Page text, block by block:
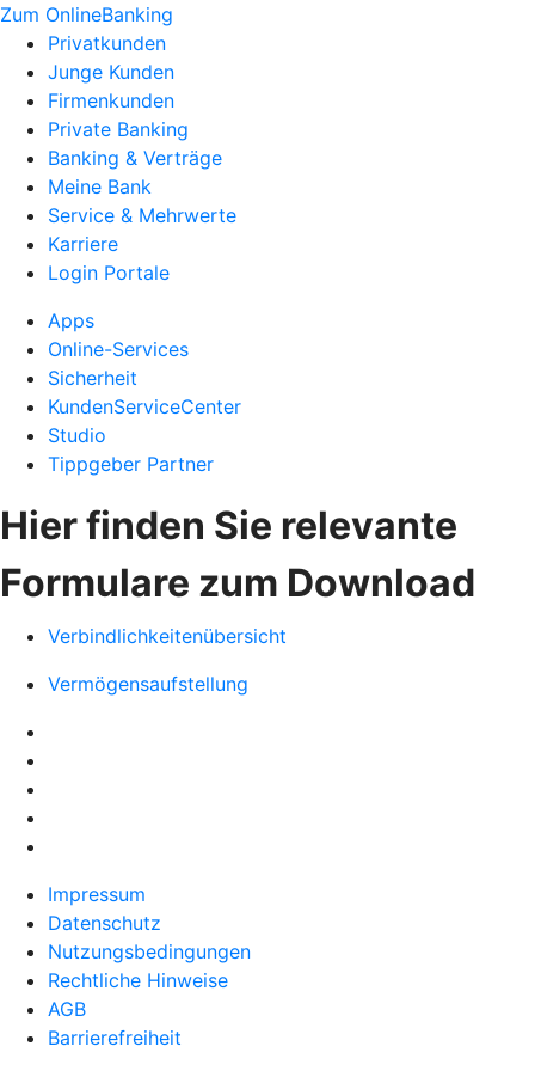
Zum OnlineBanking
Privatkunden
Junge Kunden
Firmenkunden
Private Banking
Banking & Verträge
Meine Bank
Service & Mehrwerte
Karriere
Login Portale
Apps
Online-Services
Sicherheit
KundenServiceCenter
Studio
Tippgeber Partner
Hier finden Sie relevante
Formulare zum Download
Verbindlichkeitenübersicht
Vermögensaufstellung
Impressum
Datenschutz
Nutzungsbedingungen
Rechtliche Hinweise
AGB
Barrierefreiheit